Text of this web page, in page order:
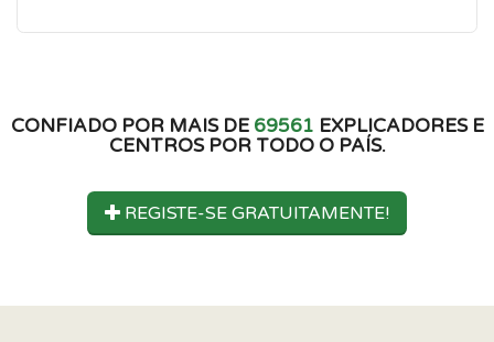
CONFIADO POR MAIS DE 69561 EXPLICADORES E
CENTROS POR TODO O PAÍS.
REGISTE-SE GRATUITAMENTE!